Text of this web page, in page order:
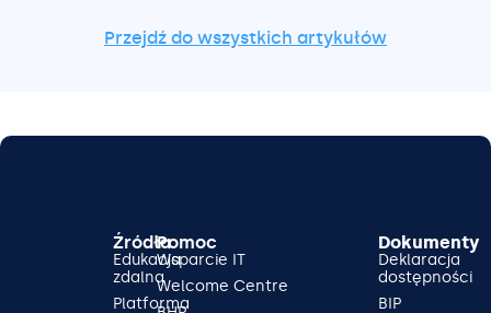
Przejdź do wszystkich artykułów
Pomoc
Wsparcie IT
Welcome Centre
Źródła
Edukacja
zdalna
Platforma
Dokumenty
Deklaracja
dostępności
BIP